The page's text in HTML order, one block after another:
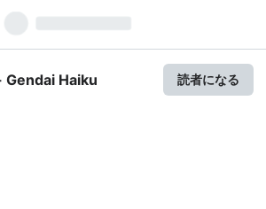
Gendai Haiku 読者になる